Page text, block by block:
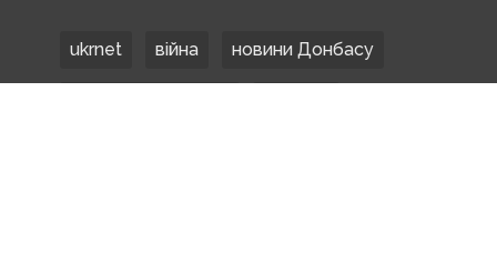
ukrnet війна новини Донбасу